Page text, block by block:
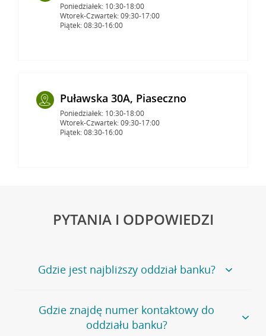
Poniedziałek: 10:30-18:00
Wtorek-Czwartek: 09:30-17:00
Piątek: 08:30-16:00
Puławska 30A, Piaseczno
Poniedziałek: 10:30-18:00
Wtorek-Czwartek: 09:30-17:00
Piątek: 08:30-16:00
PYTANIA I ODPOWIEDZI
Gdzie jest najbliższy oddział banku?
Jeśli szukasz oddziału naszego banku, zapraszamy na
stronęPlacówki i bankomaty, na której znajduje się
wygodna wyszukiwarka.
Gdzie znajdę numer kontaktowy do
oddziału banku?